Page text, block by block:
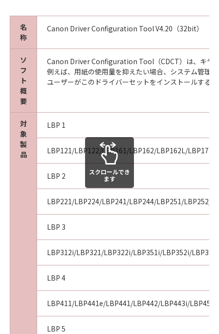
す。
(2) キヤノン、キヤノンの子会社、キヤノンの関
連会社、それらの販売代理店または販売店のい
ずれも、「本ソフトウェア」の使用または使用
不能から生ずるいかなる損害（逸失利益および
その他の派生的または付随的な損害を含むがこ
れらに限定されない全ての損害を言います。）
について、適用法で認められる限り、一切の責
任を負わないものとします。たとえ、キヤノ
ン、キヤノンの子会社、キヤノンの関連会社、
それらの販売代理店または販売店がかかる損害
の可能性について知らされていた場合でも同様
です。
(3) キヤノン、キヤノンの子会社、キヤノンの関
連会社、それらの販売代理店または販売店のい
ずれも、「本ソフトウェア」、または「本ソフ
トウェア」の使用に起因または関連してお客様
と第三者との間に生じたいかなる紛争について
も、一切責任を負わないものとします。
８. ご承諾
お客様は、「本ソフトウェア」を使用して初期
バーソフトウェアプログラムをインストールす
関する警告ウィンドウが表示されることを承諾
するものとします。
名
称
Canon Driver Configuration Tool V4.20（32bit）
ソ
フ
ト
概
要
Canon Driver Configuration Tool（CDCT）は、キヤ
例えば、用紙の使用量を抑えたい場合、システム管理
ユーザーがこのドライバーセットをインストールする
対
象
製
品
LBP 1
LBP121/LBP122/LBP161/LBP162/LBP162L/
LBP 2
LBP221/LBP224/LBP241/LBP244/LBP251/LBP252/
LBP 3
LBP312i/LBP321/LBP322i/LBP351i/LBP352i/
LBP 4
LBP411/LBP441e/LBP441/LBP442/LBP443i/
LBP 5
スクロールでき
ます